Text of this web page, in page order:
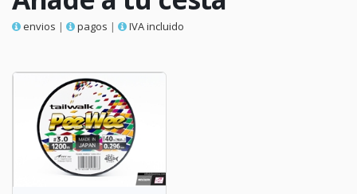
envios | pagos | IVA incluido